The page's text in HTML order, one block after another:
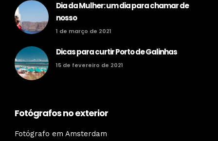
Dia da Mulher: um dia para chamar de
nosso
1 de março de 2021
Dicas para curtir Porto de Galinhas
15 de fevereiro de 2021
Fotógrafos no exterior
Fotógrafo em Amsterdam